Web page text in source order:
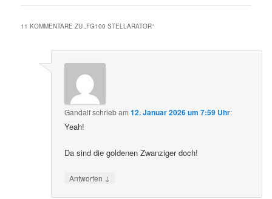
11 KOMMENTARE ZU „FG100 STELLARATOR“
Gandalfschriebam12. Januar 2026 um 7:59 Uhr:
Yeah!
Da sind die goldenen Zwanziger doch!
Antworten ↓